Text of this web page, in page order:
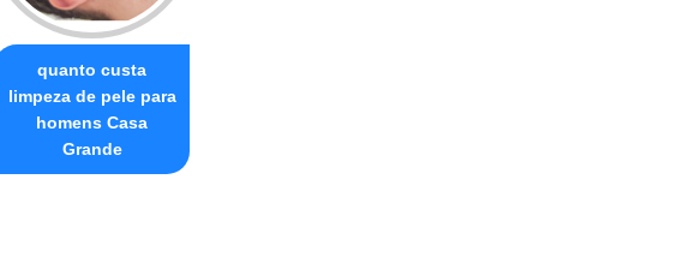
quanto custa
limpeza de pele para
homens Casa
Grande